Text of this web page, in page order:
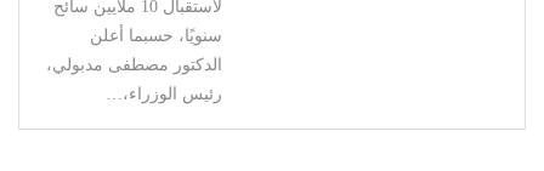
لاستقبال 10 ملايين سائح
سنويًا، حسبما أعلن
الدكتور مصطفى مدبولي،
رئيس الوزراء،…